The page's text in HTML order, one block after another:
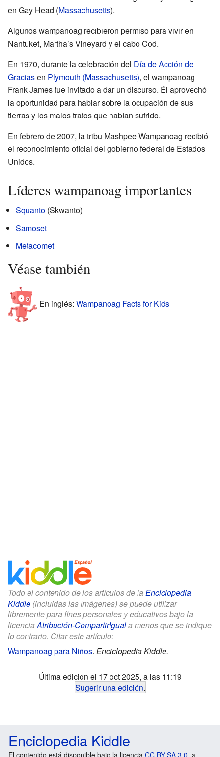
en Gay Head (Massachusetts).
Algunos wampanoag recibieron permiso para vivir en
Nantuket, Martha’s Vineyard y el cabo Cod.
En 1970, durante la celebración del Día de Acción de
Graciasen Plymouth (Massachusetts), el wampanoag
Frank James fue invitado a dar un discurso. Él aprovechó
la oportunidad para hablar sobre la ocupación de sus
tierras y los malos tratos que habían sufrido.
En febrero de 2007, la tribu Mashpee Wampanoag recibió
el reconocimiento oficial del gobierno federal de Estados
Unidos.
Líderes wampanoag importantes
Squanto (Skwanto)
Samoset
Metacomet
Véase también
En inglés: Wampanoag Facts for Kids
Todo el contenido de los artículos de la Enciclopedia
Kiddle (incluidas las imágenes) se puede utilizar
libremente para fines personales y educativos bajo la
licencia Atribución-CompartirIguala menos que se indique
lo contrario. Citar este artículo:
Wampanoag para Niños. Enciclopedia Kiddle.
Última edición el 17 oct 2025, a las 11:19
Sugerir una edición.
Enciclopedia Kiddle
El contenido está disponible bajo la licencia CC BY-SA 3.0, a